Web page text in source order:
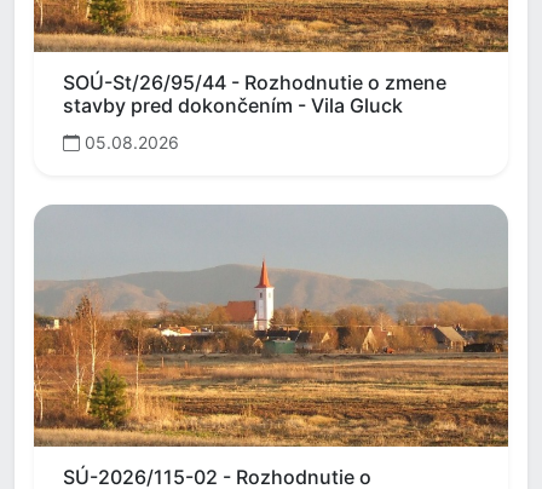
SOÚ-St/26/95/44 - Rozhodnutie o zmene
stavby pred dokončením - Vila Gluck
05.08.2026
SÚ-2026/115-02 - Rozhodnutie o